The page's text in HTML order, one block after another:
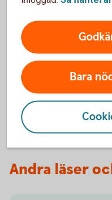
Så kan du
e-faktura
Vi erbjuder lösningar
fakturor.
utifrån ditt företags
e-faktura
Andra läser
Bara